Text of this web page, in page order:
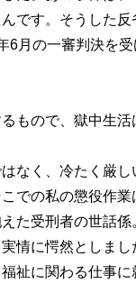
です。そうした反
6月の一審判決を
もので、獄中生活
なく、冷たく厳
での私の懲役作
た受刑者の世話
情に愕然としま
祉に関わる仕事に